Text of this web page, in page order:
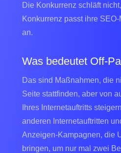
Die Konkurrenz schläft
Konkurrenz passt ihre
an.
Was bedeutet Off-
Das sind Maßnahmen, die
Seite stattfinden, aber von
Ihres Internetauftritts
anderen Internetauftritten
Anzeigen-Kampagnen, die
bringen, um nur mal zwei